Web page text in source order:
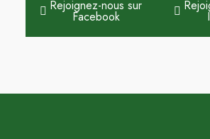
Rejoignez-nous sur
Facebook